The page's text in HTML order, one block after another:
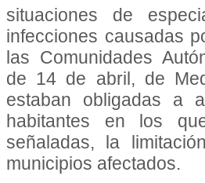
situaciones de
infecciones causadas
las Comunidades
de 14 de abril, de
estaban obligadas a
habitantes en los
señaladas, la
municipios afectados.